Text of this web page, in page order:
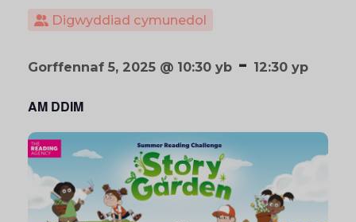
Digwyddiad cymunedol
Gorffennaf 5, 2025 @ 10:30 yb - 12:30 yp
AM DDIM